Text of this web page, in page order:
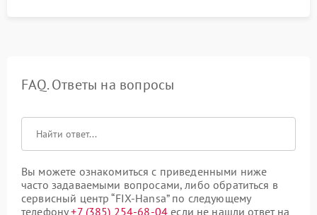
FAQ. Ответы на вопросы
Вы можете ознакомиться с приведенными ниже
часто задаваемыми вопросами, либо обратиться в
сервисный центр “FIX-Hansa” по следующему
телефону+7 (385) 254-68-04 если не нашли ответ на